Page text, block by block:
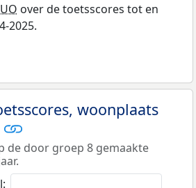
over de toetsscores tot en
2025.
woonplaats
de door groep 8 gemaakte